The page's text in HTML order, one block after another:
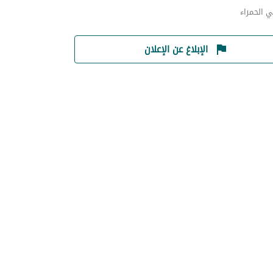
الحمراء
الإبلاغ عن الإعلان